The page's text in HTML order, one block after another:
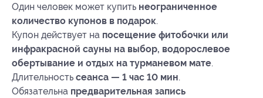
Один человек может купить неограниченное
количество купонов в подарок.
Купон действует на посещение фитобочки или
инфракрасной сауны на выбор, водорослевое
обертывание и отдых на турманевом мате.
Длительность сеанса — 1 час 10 мин.
Обязательна предварительная запись